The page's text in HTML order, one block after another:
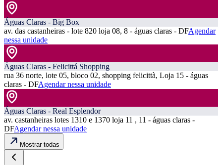
Águas Claras - Big Box
av. das castanheiras - lote 820 loja 08, 8 - águas claras - DFAgendar
nessa unidade
Águas Claras - Felicittá Shopping
rua 36 norte, lote 05, bloco 02, shopping felicittà, Loja 15 - águas
claras - DFAgendar nessa unidade
Águas Claras - Real Esplendor
av. castanheiras lotes 1310 e 1370 loja 11 , 11 - águas claras -
DFAgendar nessa unidade
Mostrar todas